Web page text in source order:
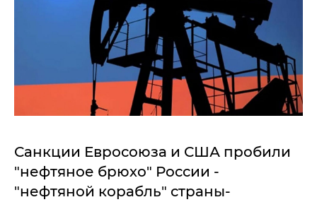
Санкции Евросоюза и США пробили
"нефтяное брюхо" России -
"нефтяной корабль" страны-